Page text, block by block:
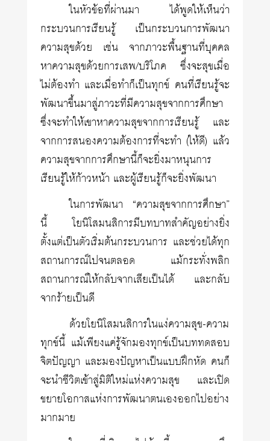
ในหัวข้อที่ผ่านมา ได้พูดให้เห็นว่า
กระบวนการเรียนรู้ เป็นกระบวนการพัฒนา
ความสุขด้วย เช่น จากภาวะพื้นฐานที่บุคคล
หาความสุขด้วยการเสพ/บริโภค ซึ่งจะสุขเมื่อ
ไม่ต้องทำ และเมื่อทำก็เป็นทุกข์ คนที่เรียนรู้จะ
พัฒนาขึ้นมาสู่ภาวะที่มีความสุขจากการศึกษา
ซึ่งจะทำให้เขาหาความสุขจากการเรียนรู้ และ
จากการสนองความต้องการที่จะทำ (ให้ดี) แล้ว
ความสุขจากการศึกษานี้ก็จะยิ่งมาหนุนการ
เรียนรู้ให้ก้าวหน้า และผู้เรียนรู้ก็จะยิ่งพัฒนา
ในการพัฒนา “ความสุขจากการศึกษา”
นี้ โยนิโสมนสิการมีบทบาทสำคัญอย่างยิ่ง
ตั้งแต่เป็นตัวเริ่มต้นกระบวนการ และช่วยได้ทุก
สถานการณ์ไปจนตลอด แม้กระทั่งพลิก
สถานการณ์ให้กลับจากเสียเป็นได้ และกลับ
จากร้ายเป็นดี
ด้วยโยนิโสมนสิการในแง่ความสุข-ความ
ทุกข์นี้ แม้เพียงแค่รู้จักมองทุกข์เป็นบททดสอบ
จิตปัญญา และมองปัญหาเป็นแบบฝึกหัด คนก็
จะนำชีวิตเข้าสู่มิติใหม่แห่งความสุข และเปิด
ขยายโอกาสแห่งการพัฒนาตนเองออกไปอย่าง
มากมาย